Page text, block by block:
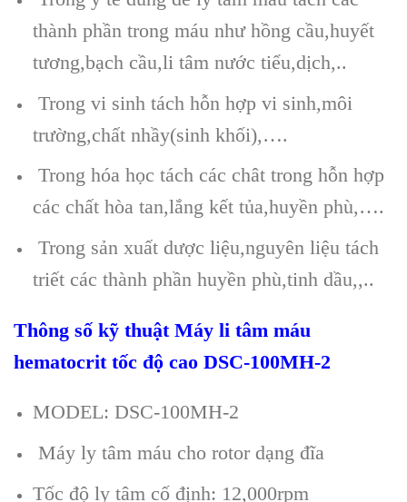
thành phần trong máu như hồng cầu,huyết
tương,bạch cầu,li tâm nước tiểu,dịch,..
Trong vi sinh tách hỗn hợp vi sinh,môi
trường,chất nhầy(sinh khối),….
Trong hóa học tách các chât trong hỗn hợp
các chất hòa tan,lắng kết tủa,huyền phù,….
Trong sản xuất dược liệu,nguyên liệu tách
triết các thành phần huyền phù,tinh dầu,,..
Thông số kỹ thuật Máy li tâm máu
hematocrit tốc độ cao DSC-100MH-2
MODEL: DSC-100MH-2
Máy ly tâm máu cho rotor dạng đĩa
Tốc độ ly tâm cố định: 12,000rpm